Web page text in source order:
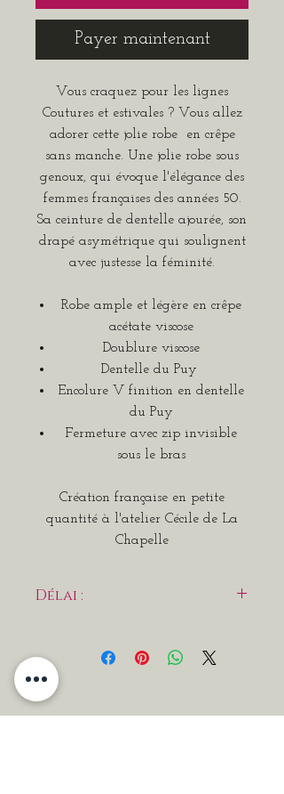
Payer maintenant
Vous craquez pour les lignes
Coutures et estivales ? Vous allez
adorer cette jolie robe en crêpe
sans manche. Une jolie robe sous
genoux, qui évoque l'élégance des
femmes françaises des années 50.
Sa ceinture de dentelle ajourée, son
drapé asymétrique qui soulignent
avec justesse la féminité.
Robe ample et légère en crêpe
acétate viscose
Doublure viscose
Dentelle du Puy
Encolure V finition en dentelle
du Puy
Fermeture avec zip invisible
sous le bras
Création française en petite
quantité à l'atelier Cécile de La
Chapelle
Délai :
de 4 à 5 semaines souhaité.
Possibilité de venir essayer nos
prototypes en atelier.